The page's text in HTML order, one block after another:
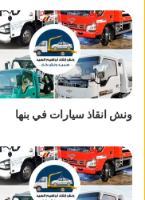
ونش انقاذ سيارات في بنها